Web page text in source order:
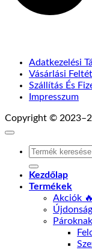
Adatkezelési
Vásárlási
Szállítás És
Impresszum
Copyright ©
Keresés
Következőre:
Kezdőlap
Termékek
Akciók 🔥